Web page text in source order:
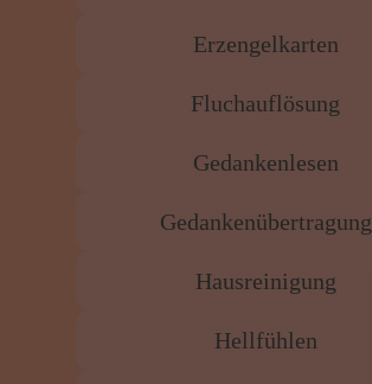
Erzengelkarten
Fluchauflösung
Gedankenlesen
Gedankenübertragung
Hausreinigung
Hellfühlen